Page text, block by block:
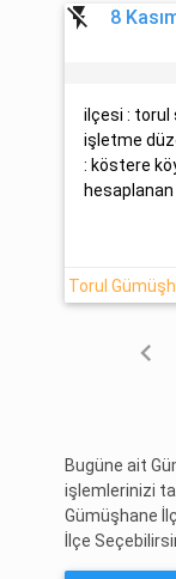
flash_off
8
ilçesi : torul
işletme
: köstere
hesaplanan
chevron_left
Bugüne ait
işlemlerinizi
Gümüşhane
İlçe